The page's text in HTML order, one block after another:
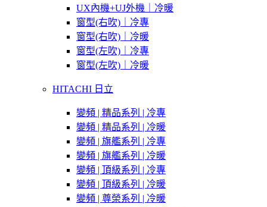
UX內機+UJ外機｜冷暖
窗型(右吹)｜冷專
窗型(右吹)｜冷暖
窗型(左吹)｜冷專
窗型(左吹)｜冷暖
HITACHI 日立
變頻 | 精品系列 | 冷專
變頻 | 精品系列 | 冷暖
變頻 | 旗艦系列 | 冷專
變頻 | 旗艦系列 | 冷暖
變頻 | 頂級系列 | 冷專
變頻 | 頂級系列 | 冷暖
變頻 | 尊榮系列 | 冷暖